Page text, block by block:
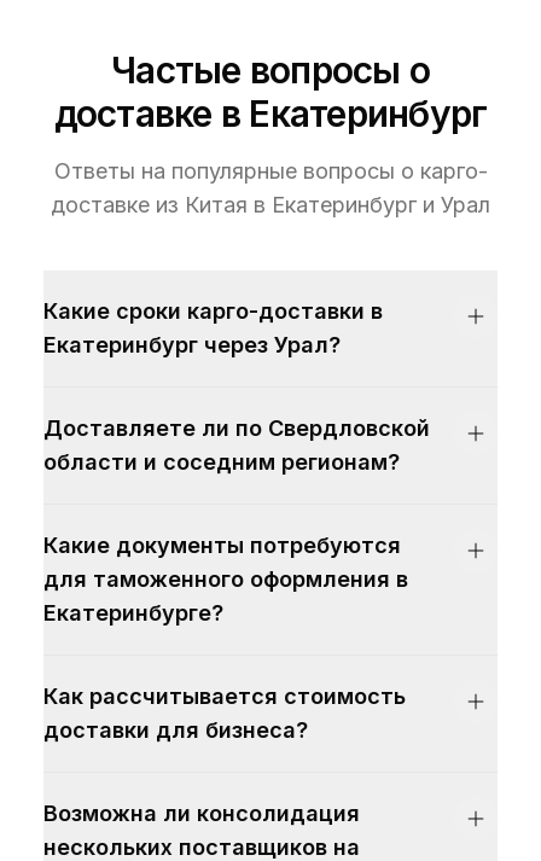
Частые вопросы о
доставке в Екатеринбург
Ответы на популярные вопросы о карго-
доставке из Китая в Екатеринбург и Урал
Какие сроки карго-доставки в
Екатеринбург через Урал?
Доставляете ли по Свердловской
области и соседним регионам?
Какие документы потребуются
для таможенного оформления в
Екатеринбурге?
Как рассчитывается стоимость
доставки для бизнеса?
Возможна ли консолидация
нескольких поставщиков на